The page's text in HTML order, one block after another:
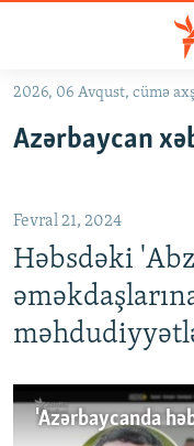
Əsas
qayıt
qayıt
Axtarışa
QANUNI DOĞRU
MULTIMEDIA
VIDEO
RADIO ARXIV
2026, 06 Avqust, cümə
Azərbaycan
Fevral 21, 2024
Həbsdəki